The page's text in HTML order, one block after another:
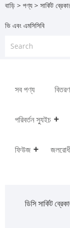
বাড়ি > পণ্য > সার্কিট
ভি এবং এমসিসিবি
সব পণ্য
পরিবর্তন স্যুইচ
ফিউজ
ডিসি সার্কিট